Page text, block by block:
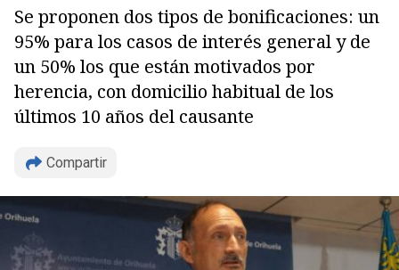
Se proponen dos tipos de bonificaciones: un
95% para los casos de interés general y de
un 50% los que están motivados por
herencia, con domicilio habitual de los
últimos 10 años del causante
Compartir